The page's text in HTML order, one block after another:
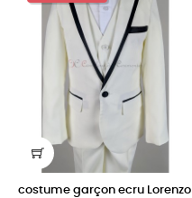
costume garçon ecru Lorenzo